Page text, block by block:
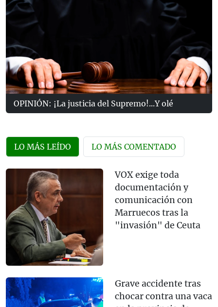
OPINIÓN: ¡La justicia del Supremo!...Y olé
LO MÁS LEÍDO LO MÁS COMENTADO
VOX exige toda
documentación y
comunicación con
Marruecos tras la
"invasión" de Ceuta
Grave accidente tras
chocar contra una vaca